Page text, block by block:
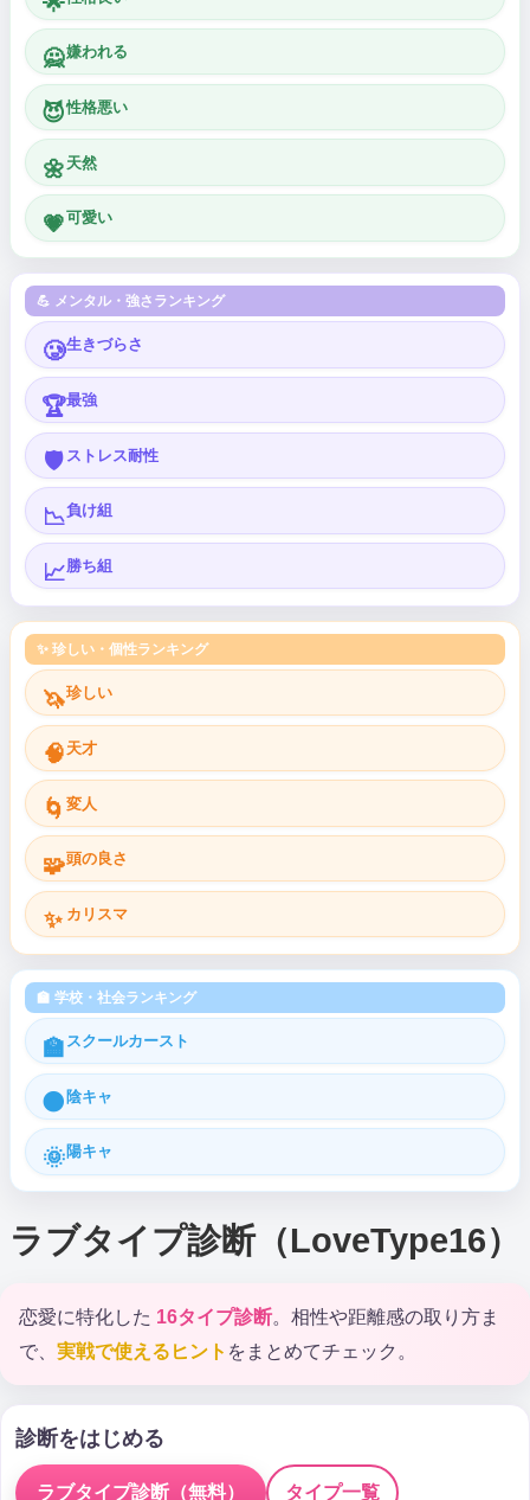
🙅嫌われる
😈性格悪い
🌼 天然
💗可愛い
💪 メンタル・強さランキング
🥲生きづらさ
🏆最強
🛡️ ストレス耐性
📉負け組
📈勝ち組
✨ 珍しい・個性ランキング
🦄珍しい
🧠 天才
🌀 変人
🧩頭の良さ
✨ カリスマ
🏫 学校・社会ランキング
🏫 スクールカースト
🌑陰キャ
🌞 陽キャ
ラブタイプ診断（LoveType16）
恋愛に特化した 16タイプ診断。相性や距離感の取り方ま
で、 実戦で使えるヒント をまとめてチェック。
診断をはじめる
ラブタイプ診断（無料） タイプ一覧